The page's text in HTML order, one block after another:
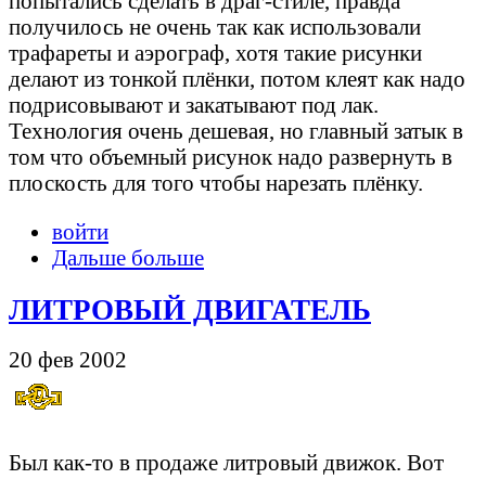
получилось не очень так как использовали
трафареты и аэрограф, хотя такие рисунки
делают из тонкой плёнки, потом клеят как надо
подрисовывают и закатывают под лак.
Технология очень дешевая, но главный затык в
том что объемный рисунок надо развернуть в
плоскость для того чтобы нарезать плёнку.
войти
Дальше больше
ЛИТРОВЫЙ ДВИГАТЕЛЬ
20 фев 2002
Был как-то в продаже литровый движок. Вот